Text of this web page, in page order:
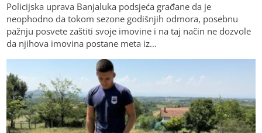
Policijska uprava Banjaluka podsjeća građane da je
neophodno da tokom sezone godišnjih odmora, posebnu
pažnju posvete zaštiti svoje imovine i na taj način ne dozvole
da njihova imovina postane meta iz…